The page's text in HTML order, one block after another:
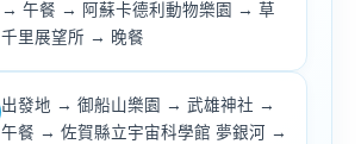
→ 午餐 → 阿蘇卡德利動物樂園 → 草
千里展望所 → 晚餐
出發地 → 御船山樂園 → 武雄神社 →
午餐 → 佐賀縣立宇宙科學館 夢銀河 →